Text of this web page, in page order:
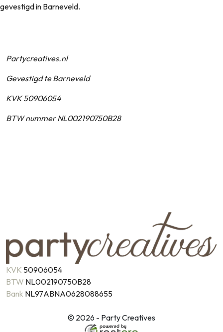
gevestigd in Barneveld.
Partycreatives.nl
Gevestigd te Barneveld
KVK 50906054
BTW nummer NL002190750B28
KVK 50906054
BTW NL002190750B28
Bank NL97ABNA0628088655
© 2026 - Party Creatives